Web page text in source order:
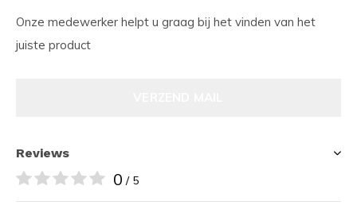
Onze medewerker helpt u graag bij het vinden van het
juiste product
Reviews
0 / 5